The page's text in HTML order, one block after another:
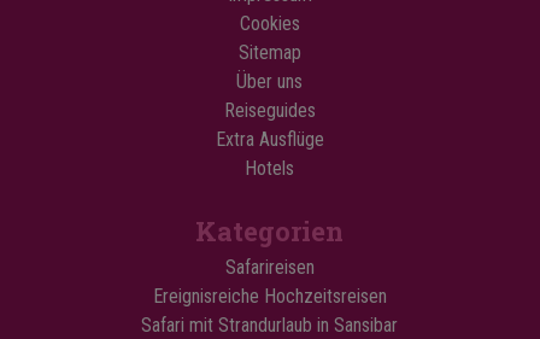
Cookies
Sitemap
Über uns
Reiseguides
Extra Ausflüge
Hotels
Kategorien
Safarireisen
Ereignisreiche Hochzeitsreisen
Safari mit Strandurlaub in Sansibar